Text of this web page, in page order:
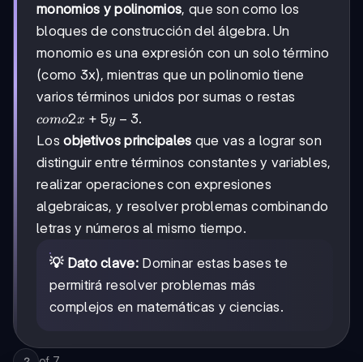
monomios y polinomios, que son como los
bloques de construcción del álgebra. Un
monomio es una expresión con un solo término
(como 3x), mientras que un polinomio tiene
varios términos unidos por sumas o restas
como
2x +
5y -
3
como2x + 5y − 3.
Losobjetivos principales que vas a lograr son
distinguir entre términos constantes y variables,
realizar operaciones con expresiones
algebraicas, y resolver problemas combinando
letras y números al mismo tiempo.
💡 Dato clave:Dominar estas bases te
permitirá resolver problemas más
complejos en matemáticas y ciencias.